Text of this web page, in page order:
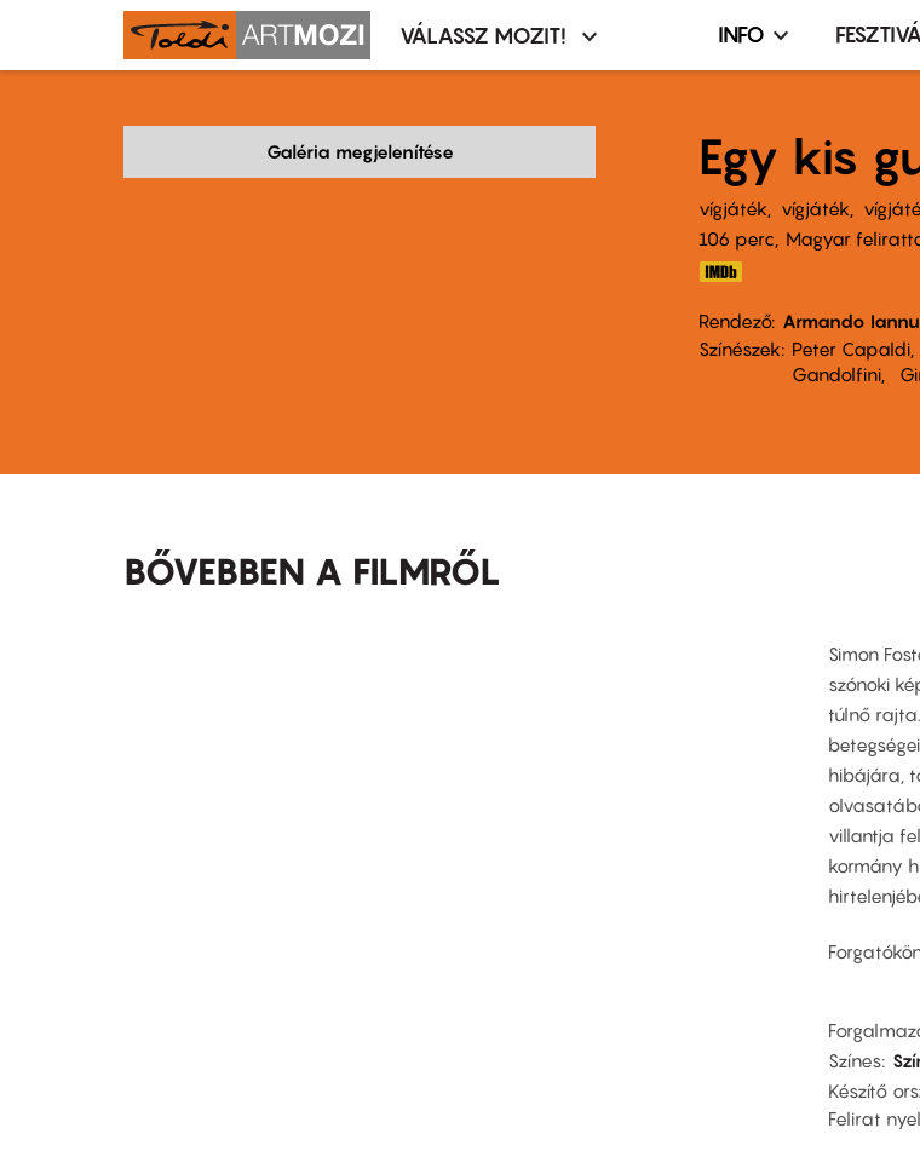
Moziválasztó
VÁLASSZ MOZIT!
Infó,
menü
INFO
Galéria megjelenítése Egy kis
vígjáték vígjáték
106 perc,
Magyar
Rendező Armando
Színészek
Peter Capaldi
Gandolfini
BŐVEBBEN A FILMRŐL
Simon
szónoki
túlnő
hibájára,
villantja
kormány
Színes
Készítő
Felirat